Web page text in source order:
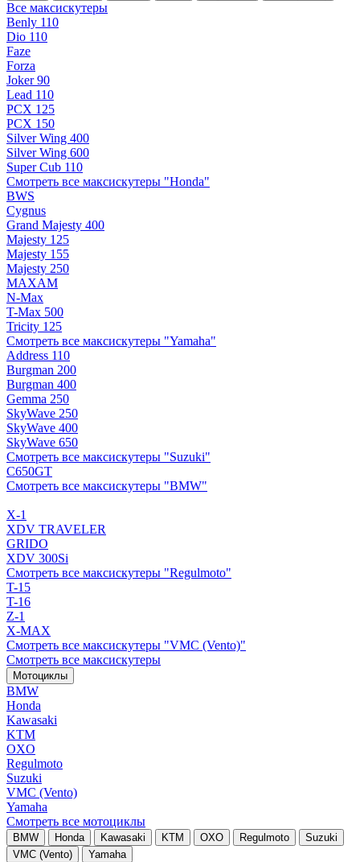
Все максискутеры
Benly 110
Dio 110
Faze
Forza
Joker 90
Lead 110
PCX 125
PCX 150
Silver Wing 400
Silver Wing 600
Super Cub 110
Смотреть все максискутеры "Honda"
BWS
Cygnus
Grand Majesty 400
Majesty 125
Majesty 155
Majesty 250
MAXAM
N-Max
T-Max 500
Tricity 125
Смотреть все максискутеры "Yamaha"
Address 110
Burgman 200
Burgman 400
Gemma 250
SkyWave 250
SkyWave 400
SkyWave 650
Смотреть все максискутеры "Suzuki"
C650GT
Смотреть все максискутеры "BMW"
X-1
XDV TRAVELER
GRIDO
XDV 300Si
Смотреть все максискутеры "Regulmoto"
T-15
T-16
Z-1
X-MAX
Смотреть все максискутеры "VMC (Vento)"
Смотреть все максискутеры
Мотоциклы
BMW
Honda
Kawasaki
KTM
OXO
Regulmoto
Suzuki
VMC (Vento)
Yamaha
Смотреть все мотоциклы
BMW Honda Kawasaki KTM OXO Regulmoto
Suzuki
VMC (Vento)
Yamaha